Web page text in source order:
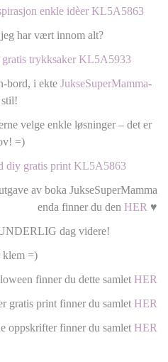
har vært innom alt?
bord, i ekte JukseSuperMamma-
stil!
velge enkle løsninger – det er
=)
av boka JukseSuperMamma
enda finner du den HER ♥
dag videre!
klem =)
finner du dette samletHER
gratis print finner du samletHER
oppskrifter finner du samletHER